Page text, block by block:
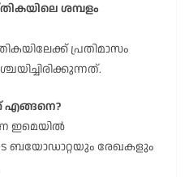
ശമ്പളം
പ്രതിമാസം
എങ്ങനെ?
ഇമെയിൽ
ബയോഡാറ്റയും രേഖകളും